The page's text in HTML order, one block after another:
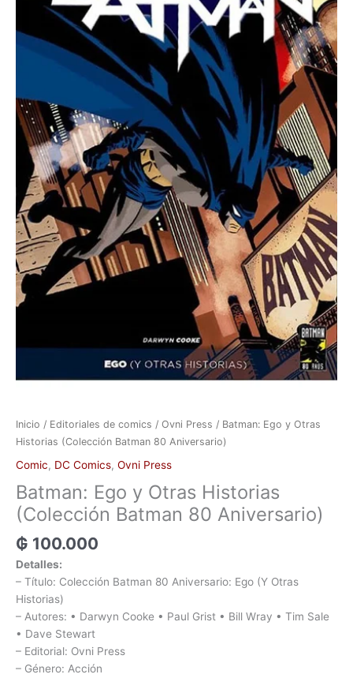
Inicio / Editoriales de comics / Ovni Press / Batman: Ego y Otras
Historias (Colección Batman 80 Aniversario)
Comic, DC Comics, Ovni Press
Batman: Ego y Otras Historias
(Colección Batman 80 Aniversario)
₲ 100.000
Detalles:
– Título: Colección Batman 80 Aniversario: Ego (Y Otras
Historias)
– Autores: • Darwyn Cooke • Paul Grist • Bill Wray • Tim Sale
• Dave Stewart
– Editorial: Ovni Press
– Género: Acción
(Colección
80
Aniversario)